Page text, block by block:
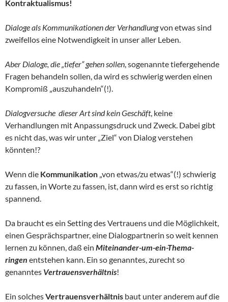
Kontraktualismus!
Dialoge als Kommunikationen der Verhandlungvon etwas sind
zweifellos eine Notwendigkeit in unser aller Leben.
Aber Dialoge, die „tiefer“ gehen sollen, sogenannte tiefergehende
Fragen behandeln sollen, da wird es schwierig werden einen
Kompromiß „auszuhandeln“(!).
Dialogversuche dieser Art sind kein Geschäft, keine
Verhandlungen mit Anpassungsdruck und Zweck. Dabei gibt
es nicht das, was wir unter „Ziel“ von Dialog verstehen
könnten!?
Wenn die Kommunikation „von etwas/zu etwas“(!) schwierig
zu fassen, in Worte zu fassen, ist, dann wird es erst so richtig
spannend.
Da braucht es ein Setting des Vertrauens und die Möglichkeit,
einen Gesprächspartner, eine Dialogpartnerin so weit kennen
lernen zu können, daß ein Miteinander-um-ein-Thema-
ringen entstehen kann. Ein so genanntes, zurecht so
genanntes Vertrauensverhältnis!
Ein solchesVertrauensverhältnis baut unter anderem auf die